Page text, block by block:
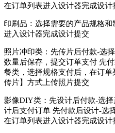
在订单列表进入设计器完成设计
印刷品：选择需要的产品规格
进入设计器完成设计提交
照片冲印类：先传片后付款-选
数量后保存，提交订单支付 先
餐类，选择规格支付后，在订
传片】方式上传照片提交
影像DIY类：先设计后付款-选
计后支付订单 先付款后设计-选
在订单列表进入设计器完成设计